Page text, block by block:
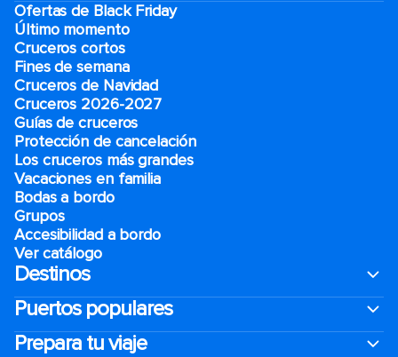
Ofertas de Black Friday
Último momento
Cruceros cortos
Fines de semana
Cruceros de Navidad
Cruceros 2026-2027
Guías de cruceros
Protección de cancelación
Los cruceros más grandes
Vacaciones en familia
Bodas a bordo
Grupos
Accesibilidad a bordo
Ver catálogo
Destinos
Puertos populares
Prepara tu viaje